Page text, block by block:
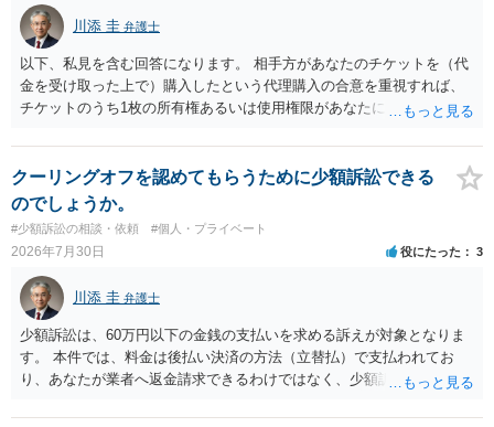
かではありません。もちろん弁護士（２０万円の請求で代理人弁護士
に委任するかも疑わしいのですが）も住所は明らかにしないでしょ
う。 何か本人を示す事実（振込先などの情報）から、相手の住所等の
情報を割り出していくしかないように思えます。 以上、ご参考まで。
川添 圭 弁護士
以下、私見を含む回答になります。 相手方があなたのチケットを（代
金を受け取った上で）購入したという代理購入の合意を重視すれば、
チケットのうち1枚の所有権あるいは使用権限があなたにあり、チケッ
す。 一方、このチケット購入には「相手方と一緒に行く」という合意
も付随していたことを無視することができません。こちらを重視すれ
ば、交際を終了させたことにより「一緒に行く」という結果の実現に
重大な障害が発生しており、当然にチケットを引き渡すべきといえる
かは微妙であり、むしろ返金すべきとするのが当事者の合理的意思に
合致するのではないか、という判断に傾くことになると思います。 例
えば、当該チケットが座席指定である場合、交際を解消した2人が当日
隣り合わせになることは避けたいという心理が働くことも無理からぬ
ところです。一方、チケットがエリア指定のアリーナ席であれば隣り
合わせにならずに済むかもしれませんし、そのチケットが入手困難で
あったり特別席であったりすれば、判断は変わってくるかもしれませ
ん。当該チケットがチケット転売防止法に規定する特定興行入場券に
該当し、券面上使用者が指定されている場合には、チケット引渡し以
クーリングオフを認めてもらうために少額訴訟できる
のでしょうか。
#少額訴訟の相談・依頼 #個人・プライベート
2026年7月30日 役にたった 3
川添 圭 弁護士
少額訴訟は、60万円以下の金銭の支払いを求める訴えが対象となりま
す。 本件では、料金は後払い決済の方法（立替払）で支払われてお
り、あなたが業者へ返金請求できるわけではなく、少額訴訟は使えな
在確認請求訴訟を提起することも考えられますが、まずは後払い決済